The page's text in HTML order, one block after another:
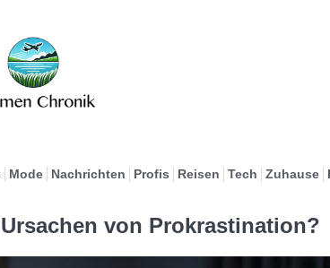
Mode Nachrichten Profis Reisen Tech Zuhause
von Prokrastination?